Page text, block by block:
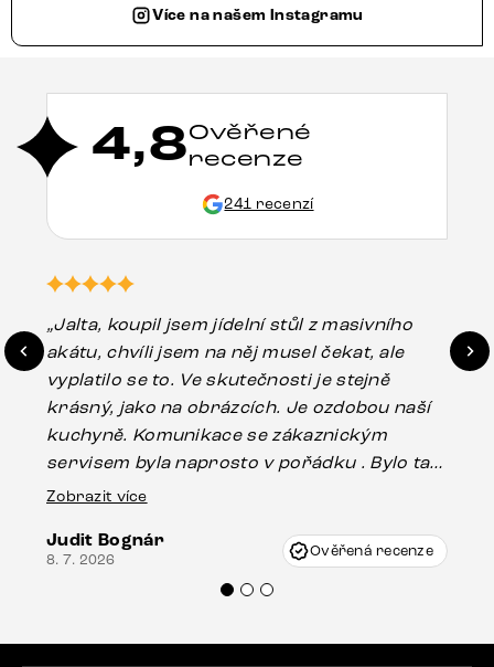
Více na našem Instagramu
4,8Ověřené
recenze
241 recenzí
„Jalta, koupil jsem jídelní stůl z masivního
akátu, chvíli jsem na něj musel čekat, ale
vyplatilo se to. Ve skutečnosti je stejně
krásný, jako na obrázcích. Je ozdobou naší
kuchyně. Komunikace se zákaznickým
servisem byla naprosto v pořádku . Bylo tam
drobné poškození u nohy stolu, které mohlo
Vincze mi velmi korektně vyšli vstříc.
Doporučuji produkty Delife všem.“
Zobrazit více
Judit Bognár
8. 7. 2026 Ověřená recenze